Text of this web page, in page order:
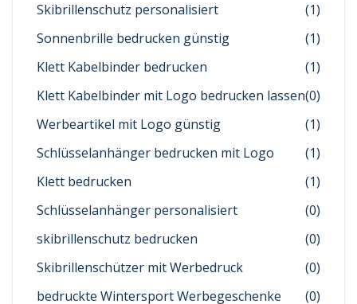
Skibrillenschutz personalisiert
(1)
Sonnenbrille bedrucken günstig
(1)
Klett Kabelbinder bedrucken
(1)
Klett Kabelbinder mit Logo bedrucken lassen(0)
Werbeartikel mit Logo günstig
(1)
Schlüsselanhänger bedrucken mit Logo
(1)
Klett bedrucken
(1)
Schlüsselanhänger personalisiert
(0)
skibrillenschutz bedrucken
(0)
Skibrillenschützer mit Werbedruck
(0)
bedruckte Wintersport Werbegeschenke
(0)